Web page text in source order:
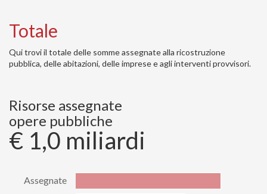
Totale
Qui trovi il totale delle somme assegnate alla ricostruzione
pubblica, delle abitazioni, delle imprese e agli interventi provvisori.
Risorse assegnate
opere pubbliche
€ 1,0 miliardi
Assegnate